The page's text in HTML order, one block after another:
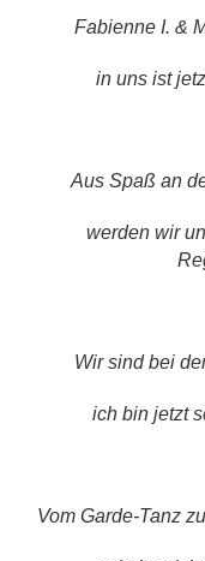
Fabienne I. &
in uns ist
Aus Spaß an
werden wir
Wir sind bei
ich bin jetzt
Vom Garde-Tanz